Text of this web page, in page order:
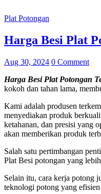
Plat Potongan
Harga Besi Plat
Aug 30, 2024 0 Comment
Harga Besi Plat Potongan
kokoh dan tahan lama,
Kami adalah produsen
menyediakan produk
ketahanan, dan presisi yang
akan memberikan produk
Salah satu pertimbangan
Plat Besi potongan yang
Selain itu, cara kerja potong
teknologi potong yang